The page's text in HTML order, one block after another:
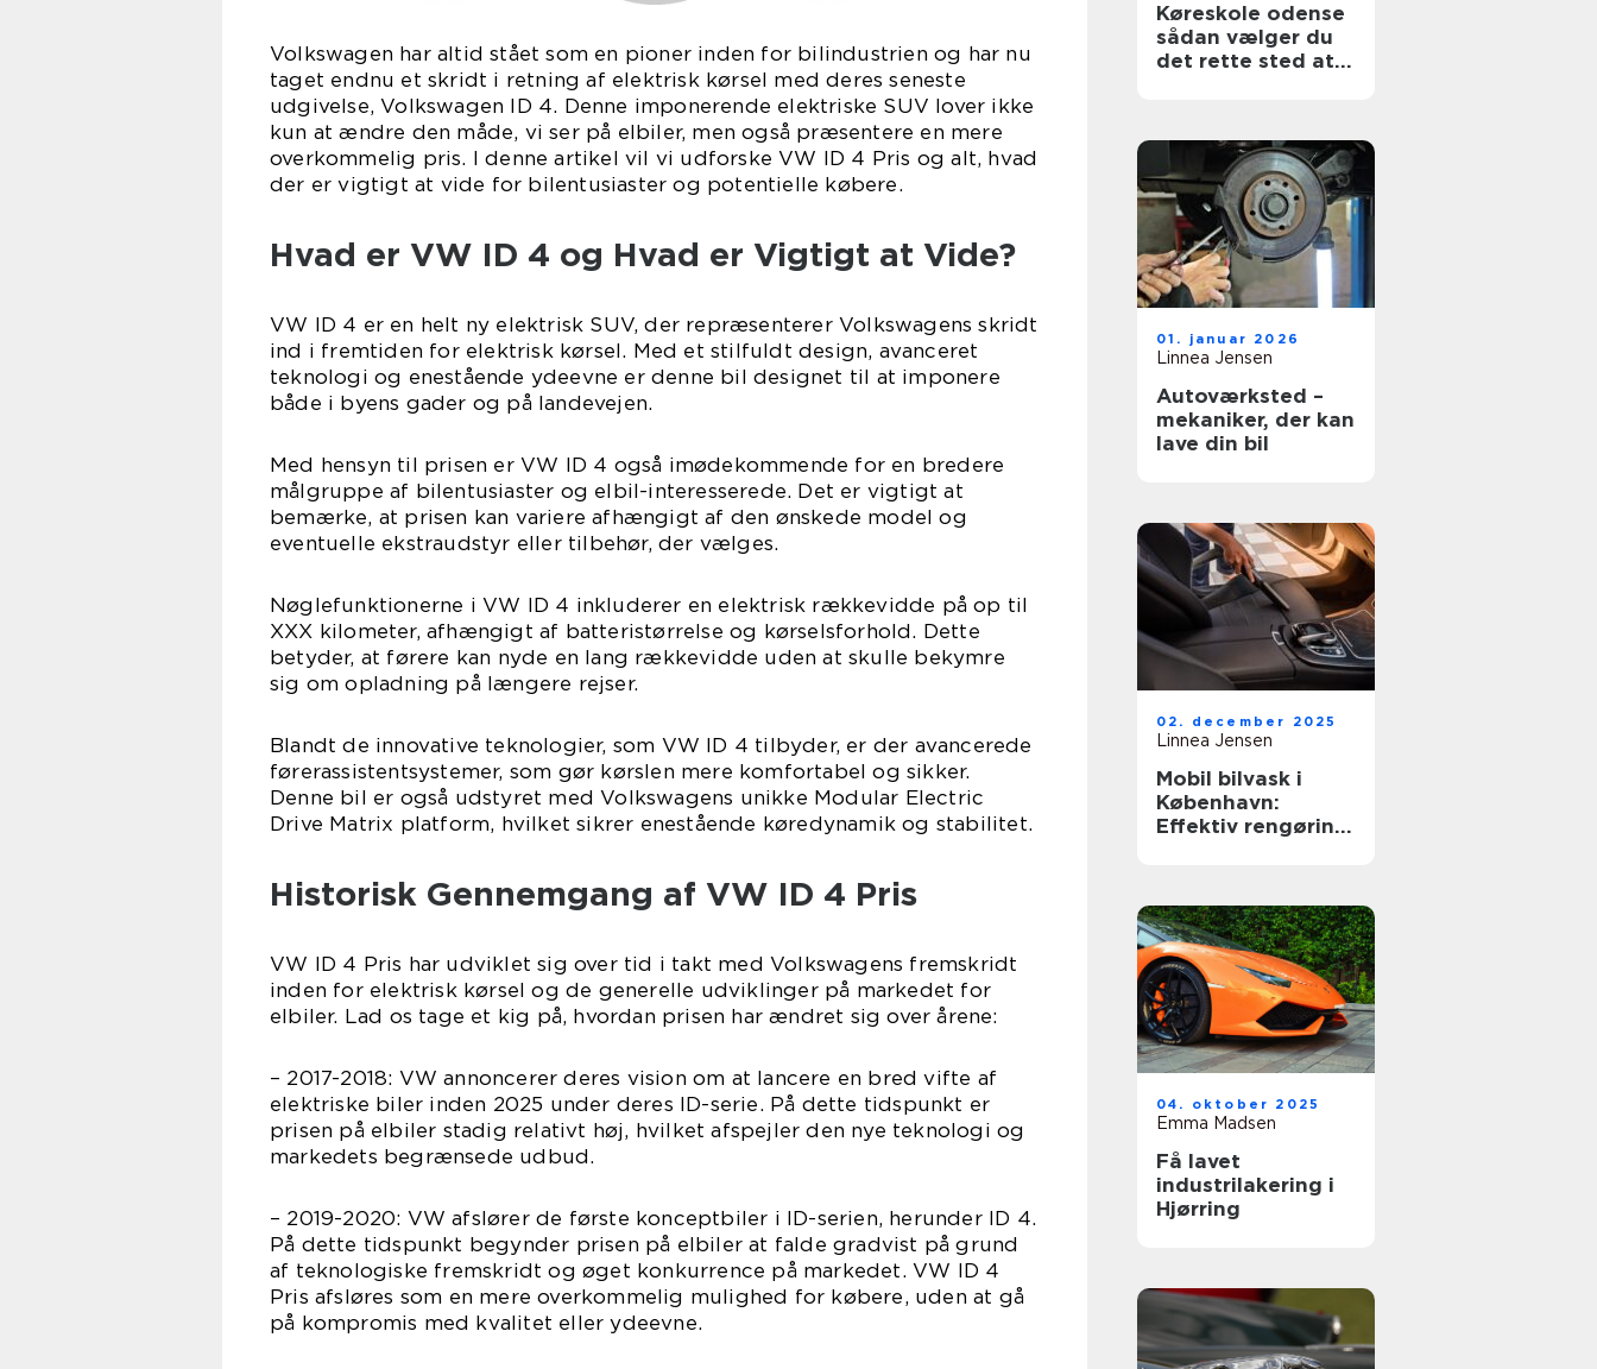
Volkswagen har altid stået som en pioner inden for bilindustrien og har nu
taget endnu et skridt i retning af elektrisk kørsel med deres seneste
udgivelse, Volkswagen ID 4. Denne imponerende elektriske SUV lover ikke
kun at ændre den måde, vi ser på elbiler, men også præsentere en mere
overkommelig pris. I denne artikel vil vi udforske VW ID 4 Pris og alt, hvad
der er vigtigt at vide for bilentusiaster og potentielle købere.
Hvad er VW ID 4 og Hvad er Vigtigt at Vide?
VW ID 4 er en helt ny elektrisk SUV, der repræsenterer Volkswagens skridt
ind i fremtiden for elektrisk kørsel. Med et stilfuldt design, avanceret
teknologi og enestående ydeevne er denne bil designet til at imponere
både i byens gader og på landevejen.
Med hensyn til prisen er VW ID 4 også imødekommende for en bredere
målgruppe af bilentusiaster og elbil-interesserede. Det er vigtigt at
bemærke, at prisen kan variere afhængigt af den ønskede model og
eventuelle ekstraudstyr eller tilbehør, der vælges.
Nøglefunktionerne i VW ID 4 inkluderer en elektrisk rækkevidde på op til
XXX kilometer, afhængigt af batteristørrelse og kørselsforhold. Dette
betyder, at førere kan nyde en lang rækkevidde uden at skulle bekymre
sig om opladning på længere rejser.
Blandt de innovative teknologier, som VW ID 4 tilbyder, er der avancerede
førerassistentsystemer, som gør kørslen mere komfortabel og sikker.
Denne bil er også udstyret med Volkswagens unikke Modular Electric
Drive Matrix platform, hvilket sikrer enestående køredynamik og stabilitet.
Historisk Gennemgang af VW ID 4 Pris
VW ID 4 Pris har udviklet sig over tid i takt med Volkswagens fremskridt
inden for elektrisk kørsel og de generelle udviklinger på markedet for
elbiler. Lad os tage et kig på, hvordan prisen har ændret sig over årene:
– 2017-2018: VW annoncerer deres vision om at lancere en bred vifte af
elektriske biler inden 2025 under deres ID-serie. På dette tidspunkt er
prisen på elbiler stadig relativt høj, hvilket afspejler den nye teknologi og
markedets begrænsede udbud.
– 2019-2020: VW afslører de første konceptbiler i ID-serien, herunder ID 4.
På dette tidspunkt begynder prisen på elbiler at falde gradvist på grund
af teknologiske fremskridt og øget konkurrence på markedet. VW ID 4
Pris afsløres som en mere overkommelig mulighed for købere, uden at gå
på kompromis med kvalitet eller ydeevne.
Køreskole odense
sådan vælger du
det rette sted at
01. januar 2026
Linnea Jensen
Autoværksted –
mekaniker, der kan
lave din bil
02. december 2025
Linnea Jensen
Mobil bilvask i
København:
Effektiv rengøring
04. oktober 2025
Emma Madsen
Få lavet
industrilakering i
Hjørring